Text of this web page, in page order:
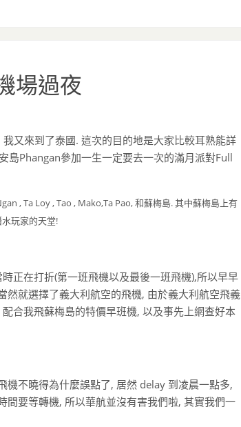
場過夜
又來到了泰國. 這次的目的地是大家比較耳熟能詳
島Phangan參加一生一定要去一次的滿月派對Full
, Ta Loy , Tao , Mako,Ta Pao,和蘇梅島. 其中蘇梅島上有
玩家的天堂!
正在打折(第一班飛機以及最後一班飛機),所以早早
就選擇了義大利航空的飛機, 由於義大利航空飛義
合我飛蘇梅島的特價早班機, 以及事先上網查好本
不曉得為什麼誤點了, 居然 delay 到凌晨一點多,
間要等轉機, 所以華航並沒有害我們啦, 其實我們一